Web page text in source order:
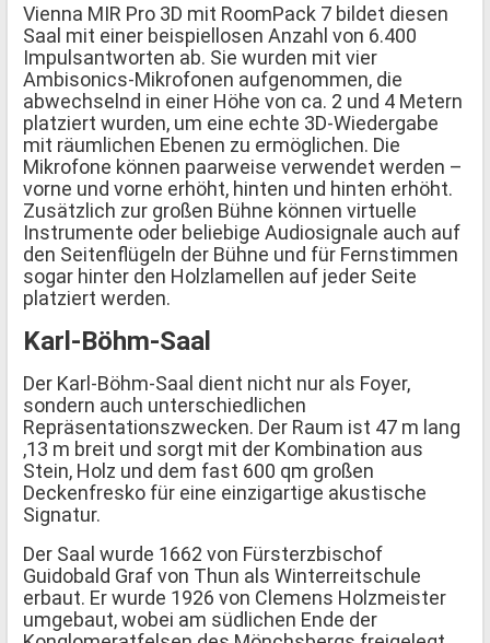
Vienna MIR Pro 3D mit RoomPack 7 bildet diesen
Saal mit einer beispiellosen Anzahl von 6.400
Impulsantworten ab. Sie wurden mit vier
Ambisonics-Mikrofonen aufgenommen, die
abwechselnd in einer Höhe von ca. 2 und 4 Metern
platziert wurden, um eine echte 3D-Wiedergabe
mit räumlichen Ebenen zu ermöglichen. Die
Mikrofone können paarweise verwendet werden –
vorne und vorne erhöht, hinten und hinten erhöht.
Zusätzlich zur großen Bühne können virtuelle
Instrumente oder beliebige Audiosignale auch auf
den Seitenflügeln der Bühne und für Fernstimmen
sogar hinter den Holzlamellen auf jeder Seite
platziert werden.
Karl-Böhm-Saal
Der Karl-Böhm-Saal dient nicht nur als Foyer,
sondern auch unterschiedlichen
Repräsentationszwecken. Der Raum ist 47 m lang
,13 m breit und sorgt mit der Kombination aus
Stein, Holz und dem fast 600 qm großen
Deckenfresko für eine einzigartige akustische
Signatur.
Der Saal wurde 1662 von Fürsterzbischof
Guidobald Graf von Thun als Winterreitschule
erbaut. Er wurde 1926 von Clemens Holzmeister
umgebaut, wobei am südlichen Ende der